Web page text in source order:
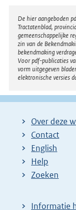
Disclaimer
De hier aangeboden
Tractatenblad,
gemeenschappelijke
zin van de
bekendmaking
Voor pdf-publicaties
vorm uitgegeven
elektronische versies
Over deze
Contact
English
Help
Zoeken
Informatie